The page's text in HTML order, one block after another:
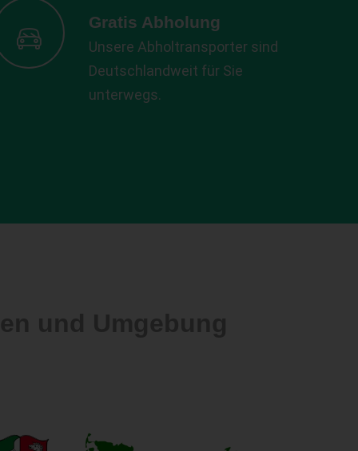
Gratis Abholung
Unsere Abholtransporter sind
Deutschlandweit für Sie
unterwegs.